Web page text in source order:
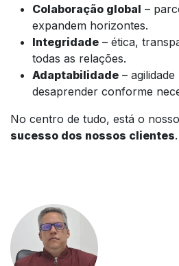
Colaboração global –
expandem horizontes.
Integridade – ética,
todas as relações.
Adaptabilidade –
desaprender conforme
No centro de tudo, está o
sucesso dos nossos clientes.